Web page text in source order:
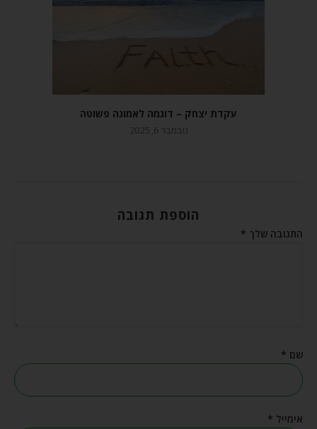
עקדת יצחק – דוגמה לאמונה פשוטה
נובמבר 6, 2025
הוספת תגובה
התגובה שלך *
שם *
אימייל *